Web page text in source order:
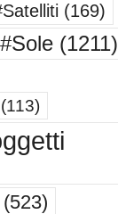
(169)
#Sole(1211)
(113)